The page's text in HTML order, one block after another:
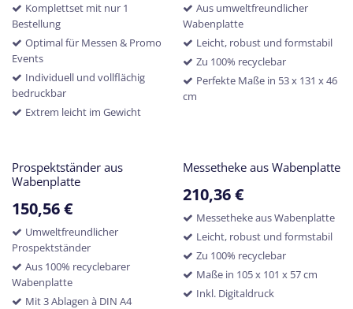
Komplettset mit nur 1
Bestellung
Optimal für Messen & Promo
Events
Individuell und vollflächig
bedruckbar
Extrem leicht im Gewicht
Aus umweltfreundlicher
Wabenplatte
Leicht, robust und formstabil
Zu 100% recyclebar
Perfekte Maße in 53 x 131 x 46
cm
Prospektständer aus
Wabenplatte
150,56€
Umweltfreundlicher
Prospektständer
Aus 100% recyclebarer
Wabenplatte
Mit 3 Ablagen à DIN A4
Messetheke aus Wabenplatte
210,36€
Messetheke aus Wabenplatte
Leicht, robust und formstabil
Zu 100% recyclebar
Maße in 105 x 101 x 57 cm
Inkl. Digitaldruck